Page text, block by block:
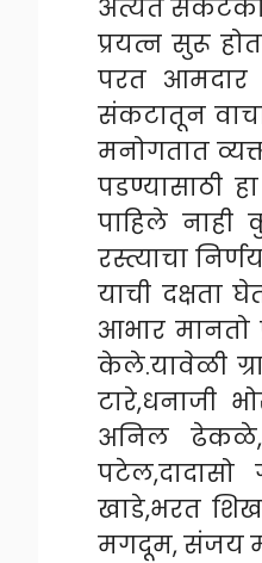
अत्यंत
प्रयत्न सुरू
परत आमदार
संकटातून
मनोगतात
पडण्यासाठी
पाहिले
रस्त्याचा
याची दक्षता
आभार मानतो
केले.यावेळी
टारे,धनाजी
अनिल
खाडे,भरत
मगदूम, संजय